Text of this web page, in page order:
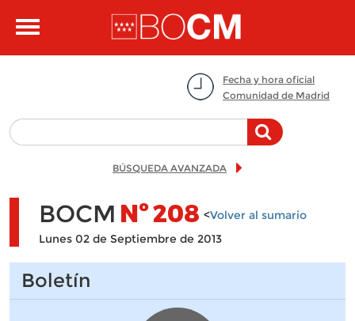
Toggle
Fecha y hora oficial
Comunidad de Madrid
BÚSQUEDA AVANZADA
BOCM Nº208 <Volver al sumario
Lunes 02 de Septiembre de 2013
Boletín